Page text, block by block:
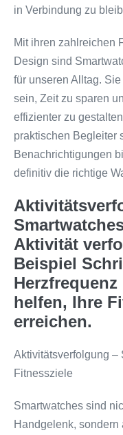
in Verbindung zu
Mit ihren zahlreichen
Design sind
für unseren Alltag.
sein, Zeit zu sparen
effizienter zu
praktischen Begleiter
Benachrichtigungen
definitiv die richtige
Aktivität
Beispiel
helfen, Ihre
erreichen.
Aktivitätsverfolgung –
Fitnessziele
Smartwatches sind
Handgelenk,